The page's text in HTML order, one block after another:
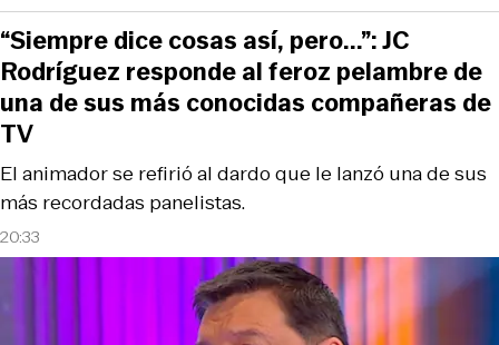
20:33
El animador se refirió al dardo que le lanzó una de sus
más recordadas panelistas.
“Siempre dice cosas así, pero...”: JC
Rodríguez responde al feroz pelambre de
una de sus más conocidas compañeras de
TV